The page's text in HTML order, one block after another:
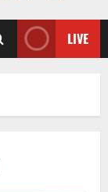
LIVE